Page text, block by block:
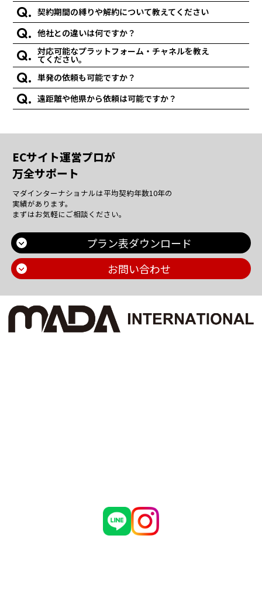
契約期間の縛りや解約について教えてください
他社との違いは何ですか？
対応可能なプラットフォーム・チャネルを教え
てください。
単発の依頼も可能ですか？
遠距離や他県から依頼は可能ですか？
ECサイト運営プロが
万全サポート
マダインターナショナルは平均契約年数10年の
実績があります。
まずはお気軽にご相談ください。
プラン表ダウンロード
お問い合わせ